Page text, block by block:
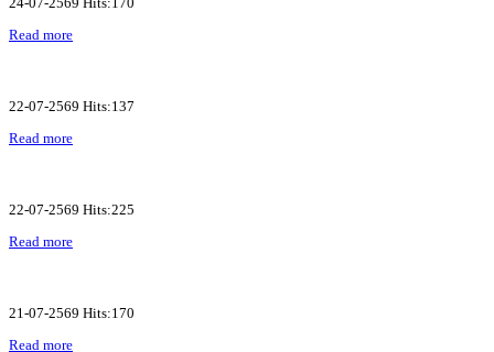
Read more
22-07-2569 Hits:137
Read more
22-07-2569 Hits:225
Read more
21-07-2569 Hits:170
Read more